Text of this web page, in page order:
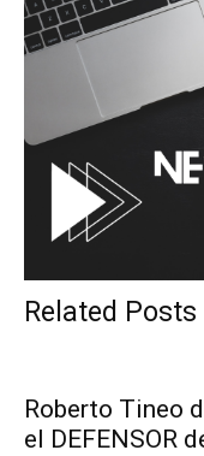
Related Posts
Roberto Tineo
el DEFENSOR